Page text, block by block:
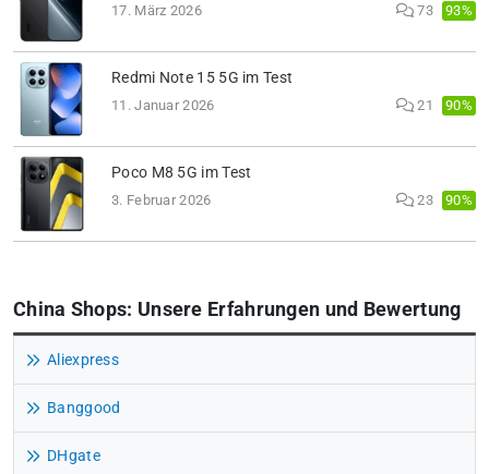
17. März 2026 73 93%
Redmi Note 15 5G im Test
11. Januar 2026 21 90%
Poco M8 5G im Test
3. Februar 2026 23 90%
China Shops: Unsere Erfahrungen und Bewertung
Aliexpress
Banggood
DHgate